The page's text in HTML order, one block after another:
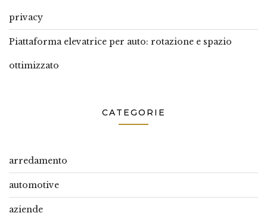
privacy
Piattaforma elevatrice per auto: rotazione e spazio
ottimizzato
CATEGORIE
arredamento
automotive
aziende